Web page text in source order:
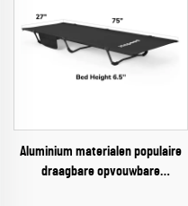
Aluminium materialen populaire
draagbare opvouwbare